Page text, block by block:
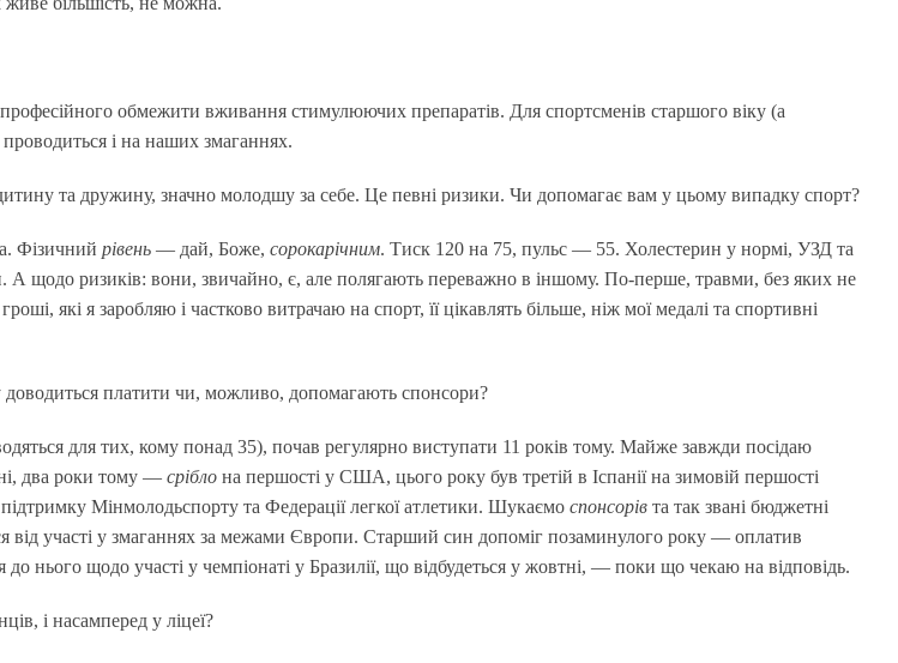
обмежити вживання стимулюючих препаратів. Для спортсменів старшого віку (а
і на наших змаганнях.
та дружину, значно молодшу за себе. Це певні ризики. Чи допомагає вам у цьому випадку спорт?
Фізичнийрівень — дай, Боже,сорокарічним. Тиск 120 на 75, пульс — 55. Холестерин у нормі, УЗД та
щодо ризиків: вони, звичайно, є, але полягають переважно в іншому. По-перше, травми, без яких не
які я заробляю і частково витрачаю на спорт, її цікавлять більше, ніж мої медалі та спортивні
платити чи, можливо, допомагають спонсори?
для тих, кому понад 35), почав регулярно виступати 11 років тому. Майже завжди посідаю
два роки тому — срібло на першості у США, цього року був третій в Іспанії на зимовій першості
Мінмолодьспорту та Федерації легкої атлетики. Шукаємо спонсорів та так звані бюджетні
від участі у змаганнях за межами Європи. Старший син допоміг позаминулого року — оплатив
нього щодо участі у чемпіонаті у Бразилії, що відбудеться у жовтні, — поки що чекаю на відповідь.
і насамперед у ліцеї?